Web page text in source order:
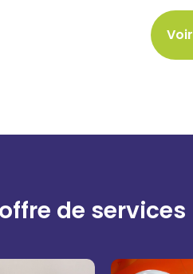
de services